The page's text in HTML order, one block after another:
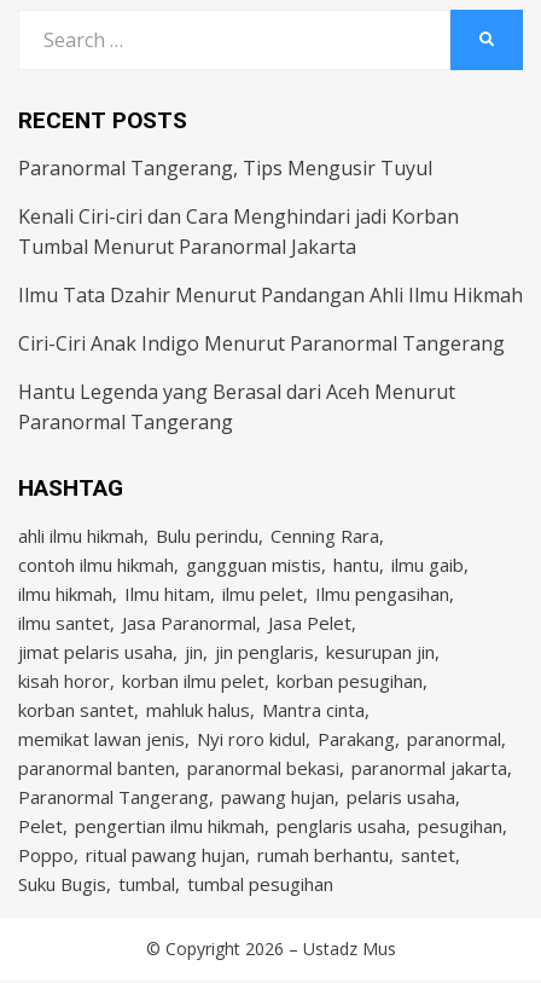
for:
RECENT POSTS
Paranormal Tangerang, Tips Mengusir Tuyul
Kenali Ciri-ciri dan Cara Menghindari jadi Korban
Tumbal Menurut Paranormal Jakarta
Ilmu Tata Dzahir Menurut Pandangan Ahli Ilmu Hikmah
Ciri-Ciri Anak Indigo Menurut Paranormal Tangerang
Hantu Legenda yang Berasal dari Aceh Menurut
Paranormal Tangerang
HASHTAG
ahli ilmu hikmah Bulu perindu Cenning Rara
contoh ilmu hikmah gangguan mistis hantu ilmu gaib
ilmu hikmah Ilmu hitam ilmu pelet Ilmu pengasihan
ilmu santet Jasa Paranormal Jasa Pelet
jimat pelaris usaha jin jin penglaris kesurupan jin
kisah horor korban ilmu pelet korban pesugihan
korban santet mahluk halus Mantra cinta
memikat lawan jenis Nyi roro kidul Parakang paranormal
paranormal banten paranormal bekasi paranormal jakarta
Paranormal Tangerang pawang hujan pelaris usaha
Pelet pengertian ilmu hikmah penglaris usaha pesugihan
Poppo ritual pawang hujan rumah berhantu santet
Suku Bugis tumbal tumbal pesugihan
© Copyright 2026 – Ustadz Mus